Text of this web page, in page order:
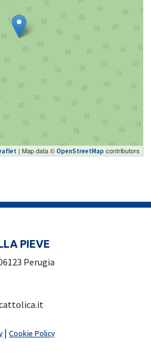
| Map data © OpenStreetMap contributors
PIEVE
Perugia
|Cookie Policy